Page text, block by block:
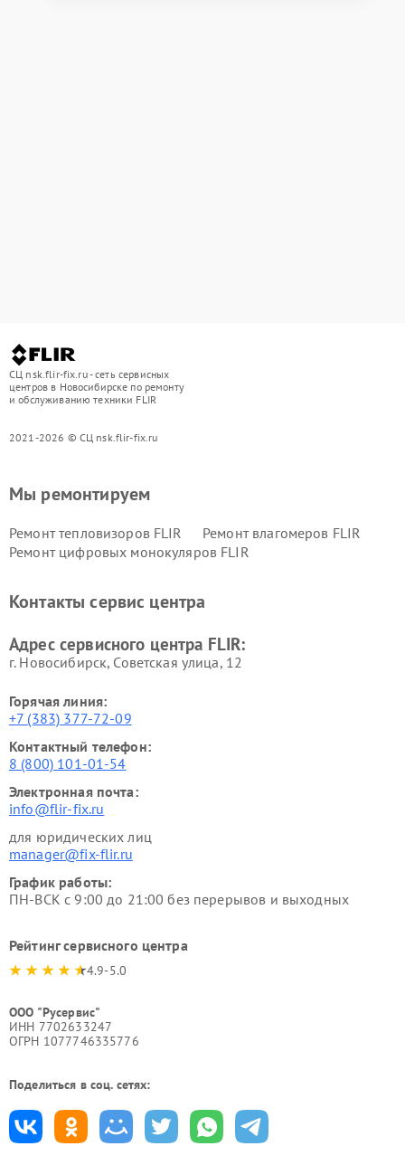
СЦ nsk.flir-fix.ru - сеть сервисных
центров в Новосибирске по ремонту
и обслуживанию техники FLIR
2021-2026 © СЦ nsk.flir-fix.ru
Мы ремонтируем
Ремонт тепловизоров FLIR
Ремонт влагомеров FLIR
Ремонт цифровых монокуляров FLIR
Контакты сервис центра
Адрес сервисного центра FLIR:
г. Новосибирск, Советская улица, 12
Горячая линия:
+7 (383) 377-72-09
Контактный телефон:
8 (800) 101-01-54
Электронная почта:
info@flir-fix.ru
для юридических лиц
manager@fix-flir.ru
График работы:
ПН-ВСК с 9:00 до 21:00 без перерывов и выходных
Рейтинг сервисного центра
4.9-5.0
ООО "Русервис"
ИНН 7702633247
ОГРН 1077746335776
Поделиться в соц. сетях: